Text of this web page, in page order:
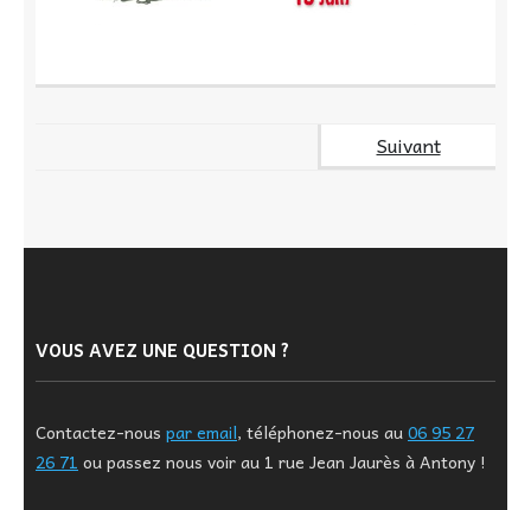
Suivant
VOUS AVEZ UNE QUESTION ?
Contactez-nous par email, téléphonez-nous au06 95 27
26 71 ou passez nous voir au 1 rue Jean Jaurès à Antony !